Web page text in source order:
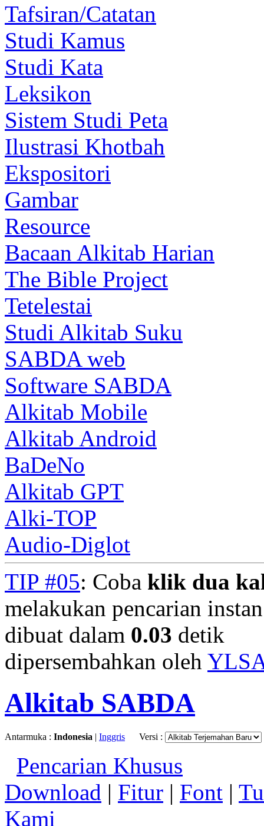
Tafsiran/Catatan
Studi Kamus
Studi Kata
Leksikon
Sistem Studi Peta
Ilustrasi Khotbah
Ekspositori
Gambar
Resource
Bacaan Alkitab Harian
The Bible Project
Tetelestai
Studi Alkitab Suku
SABDA web
Software SABDA
Alkitab Mobile
Alkitab Android
BaDeNo
Alkitab GPT
Alki-TOP
Audio-Diglot
TIP #05: Coba klik dua
melakukan pencarian
dibuat dalam 0.03 detik
dipersembahkan oleh
Alkitab SABDA
Antarmuka : Indonesia | Inggris Versi :
Pencarian Khusus
Download | Fitur | Font |
Kami